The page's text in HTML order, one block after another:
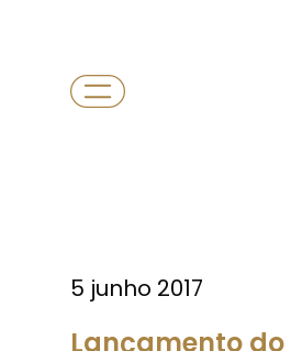
5 junho 2017
Lançamento do